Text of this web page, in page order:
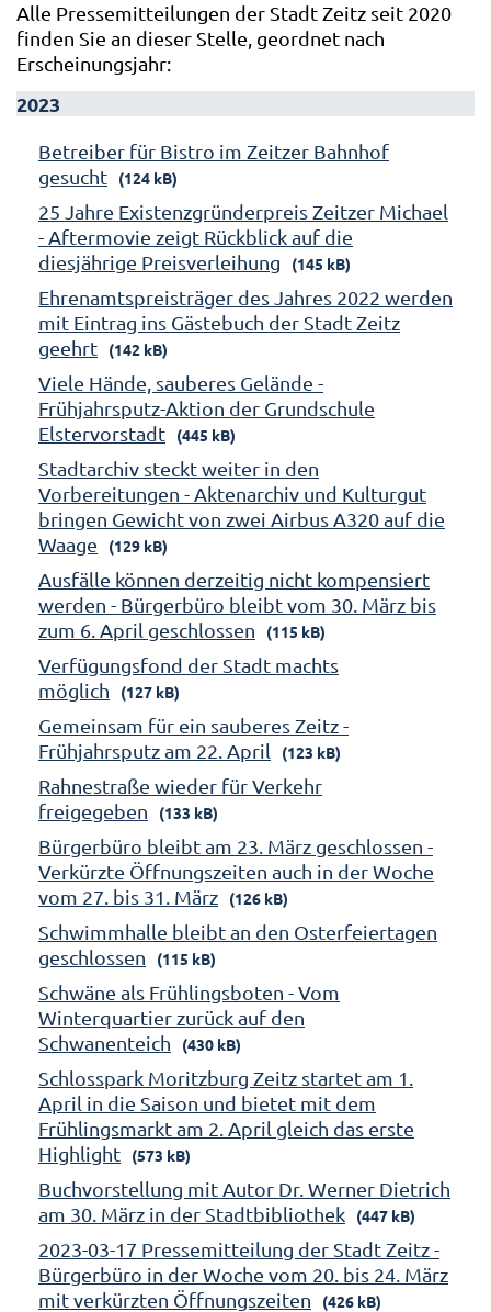
Alle Pressemitteilungen der Stadt Zeitz seit 2020
finden Sie an dieser Stelle, geordnet nach
Erscheinungsjahr:
2023
Betreiber für Bistro im Zeitzer Bahnhof
gesucht
(124 kB)
25 Jahre Existenzgründerpreis Zeitzer Michael
- Aftermovie zeigt Rückblick auf die
diesjährige Preisverleihung
(145 kB)
Ehrenamtspreisträger des Jahres 2022 werden
mit Eintrag ins Gästebuch der Stadt Zeitz
geehrt
(142 kB)
Viele Hände, sauberes Gelände -
Frühjahrsputz-Aktion der Grundschule
Elstervorstadt
(445 kB)
Stadtarchiv steckt weiter in den
Vorbereitungen - Aktenarchiv und Kulturgut
bringen Gewicht von zwei Airbus A320 auf die
Waage
(129 kB)
Ausfälle können derzeitig nicht kompensiert
werden - Bürgerbüro bleibt vom 30. März bis
zum 6. April geschlossen
(115 kB)
Verfügungsfond der Stadt machts
möglich
(127 kB)
Gemeinsam für ein sauberes Zeitz -
Frühjahrsputz am 22. April
(123 kB)
Rahnestraße wieder für Verkehr
freigegeben
(133 kB)
Bürgerbüro bleibt am 23. März geschlossen -
Verkürzte Öffnungszeiten auch in der Woche
vom 27. bis 31. März
(126 kB)
Schwimmhalle bleibt an den Osterfeiertagen
geschlossen
(115 kB)
Schwäne als Frühlingsboten - Vom
Winterquartier zurück auf den
Schwanenteich
(430 kB)
Schlosspark Moritzburg Zeitz startet am 1.
April in die Saison und bietet mit dem
Frühlingsmarkt am 2. April gleich das erste
Highlight
(573 kB)
Buchvorstellung mit Autor Dr. Werner Dietrich
am 30. März in der Stadtbibliothek
(447 kB)
2023-03-17 Pressemitteilung der Stadt Zeitz -
Bürgerbüro in der Woche vom 20. bis 24. März
mit verkürzten Öffnungszeiten
(426 kB)